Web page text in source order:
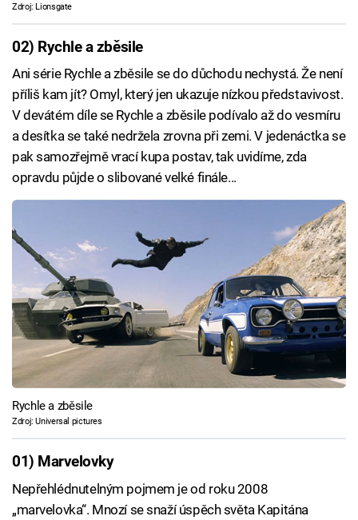
Zdroj: Lionsgate
02) Rychle a zběsile
Ani série Rychle a zběsile se do důchodu nechystá. Že není
příliš kam jít? Omyl, který jen ukazuje nízkou představivost.
V devátém díle se Rychle a zběsile podívalo až do vesmíru
a desítka se také nedržela zrovna při zemi. V jedenáctka se
pak samozřejmě vrací kupa postav, tak uvidíme, zda
opravdu půjde o slibované velké finále...
Rychle a zběsile
Zdroj: Universal pictures
01) Marvelovky
Nepřehlédnutelným pojmem je od roku 2008
„marvelovka“. Mnozí se snaží úspěch světa Kapitána